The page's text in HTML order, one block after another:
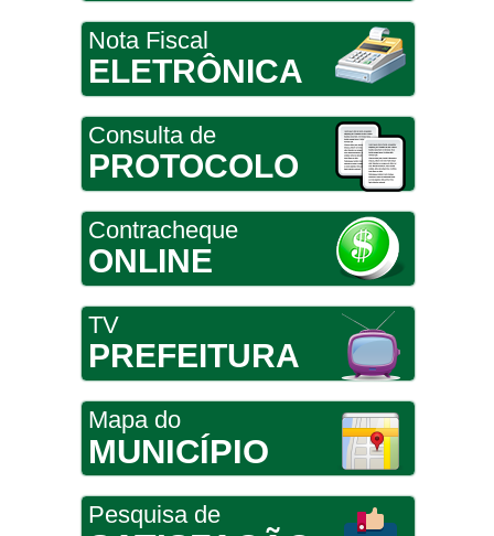
Nota Fiscal
ELETRÔNICA
Consulta de
PROTOCOLO
Contracheque
ONLINE
TV
PREFEITURA
Mapa do
MUNICÍPIO
Pesquisa de